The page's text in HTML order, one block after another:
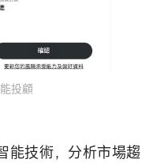
投顧
能技術，分析市場趨